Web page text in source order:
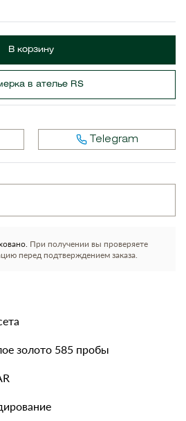
В корзину
в ателье RS
Telegram
При получении вы проверяете
перед подтверждением заказа.
золото 585 пробы